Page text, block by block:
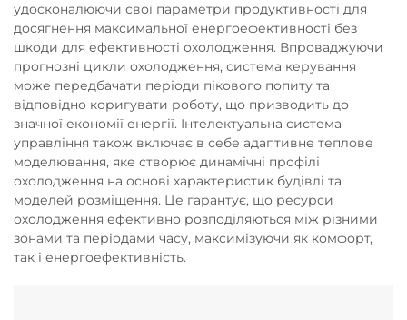
удосконалюючи свої параметри продуктивності для
досягнення максимальної енергоефективності без
шкоди для ефективності охолодження. Впроваджуючи
прогнозні цикли охолодження, система керування
може передбачати періоди пікового попиту та
відповідно коригувати роботу, що призводить до
значної економії енергії. Інтелектуальна система
управління також включає в себе адаптивне теплове
моделювання, яке створює динамічні профілі
охолодження на основі характеристик будівлі та
моделей розміщення. Це гарантує, що ресурси
охолодження ефективно розподіляються між різними
зонами та періодами часу, максимізуючи як комфорт,
так і енергоефективність.